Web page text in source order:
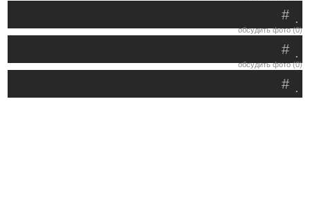
.
#
обсудить фото (0)
.
#
обсудить фото (0)
.
#